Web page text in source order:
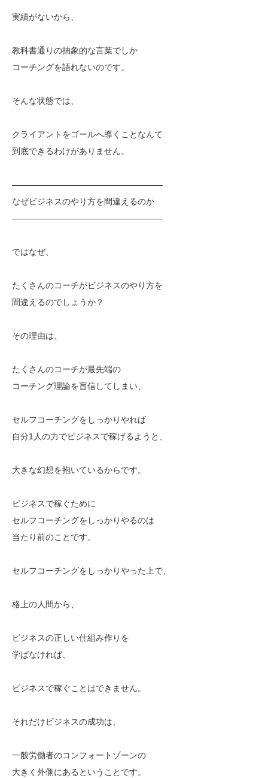
実績がないから、
教科書通りの抽象的な言葉でしか
コーチングを語れないのです。
そんな状態では、
クライアントをゴールへ導くことなんて
到底できるわけがありません。
——————————————————
なぜビジネスのやり方を間違えるのか
——————————————————
ではなぜ、
たくさんのコーチがビジネスのやり方を
間違えるのでしょうか？
その理由は、
たくさんのコーチが最先端の
コーチング理論を盲信してしまい、
セルフコーチングをしっかりやれば
自分1人の力でビジネスで稼げるようと、
大きな幻想を抱いているからです。
ビジネスで稼ぐために
セルフコーチングをしっかりやるのは
当たり前のことです。
セルフコーチングをしっかりやった上で、
格上の人間から、
ビジネスの正しい仕組み作りを
学ばなければ、
ビジネスで稼ぐことはできません。
それだけビジネスの成功は、
一般労働者のコンフォートゾーンの
大きく外側にあるということです。